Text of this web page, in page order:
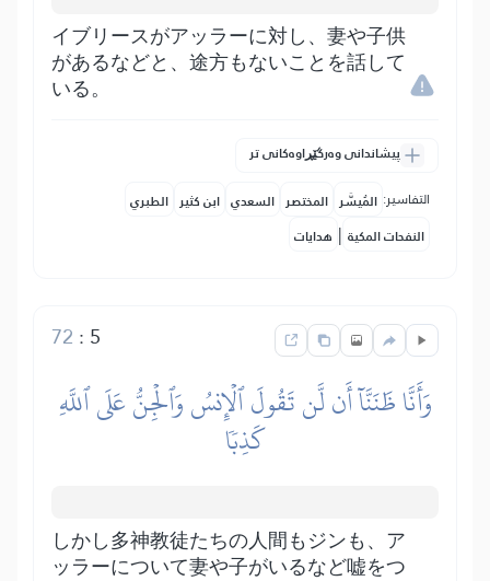
イブリースがアッラーに対し、妻や子供
があるなどと、途方もないことを話して
いる。
پیشاندانی وەرگێڕاوەکانی تر
التفاسير: المُيسَّر المختصر السعدي ابن كثير الطبري
النفحات المكية | هدايات
5
:
72
وَأَنَّا ظَنَنَّآ أَن لَّن تَقُولَ ٱلۡإِنسُ وَٱلۡجِنُّ عَلَى ٱللَّهِ
كَذِبٗا
しかし多神教徒たちの人間もジンも、ア
ッラーについて妻や子がいるなど嘘をつ